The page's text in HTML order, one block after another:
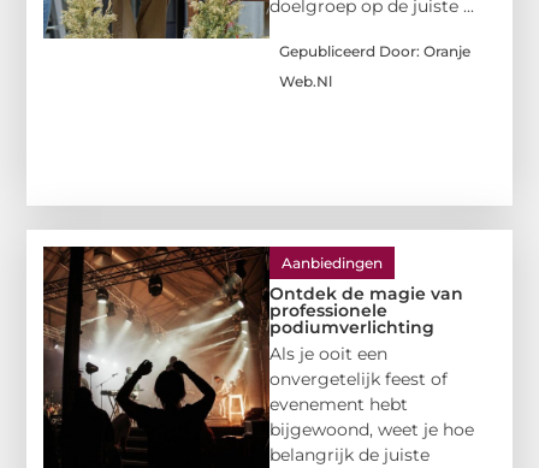
doelgroep op de juiste ...
Gepubliceerd Door: Oranje
Web.nl
Aanbiedingen
Ontdek de magie van
professionele
podiumverlichting
Als je ooit een
onvergetelijk feest of
evenement hebt
bijgewoond, weet je hoe
belangrijk de juiste